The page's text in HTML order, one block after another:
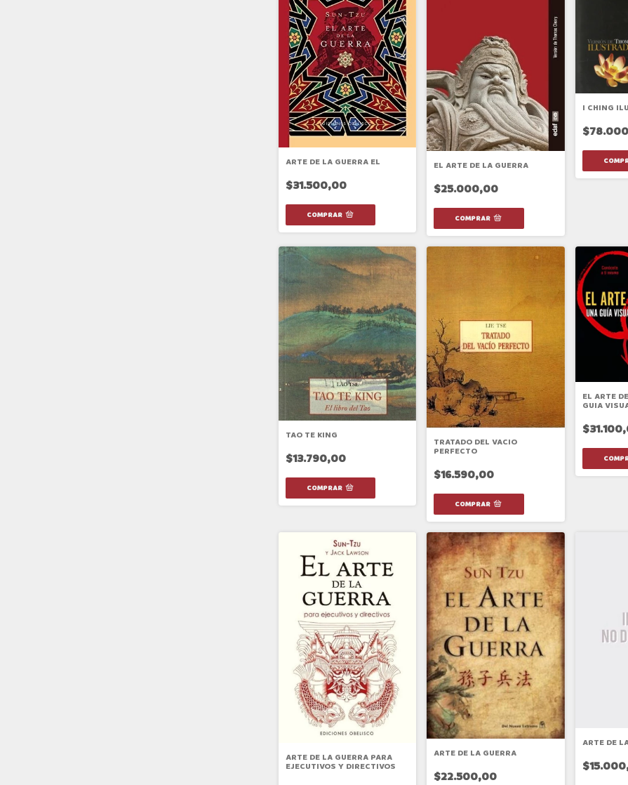
ARTE DE LA GUERRA EL
$31.500,00
EL ARTE DE LA GUERRA
$25.000,00
I CHING
TAO TE KING
$13.790,00
TRATADO DEL VACIO
PERFECTO
$16.590,00
EL ARTE
GUIA
ARTE DE LA GUERRA PARA
EJECUTIVOS Y DIRECTIVOS
ARTE DE LA GUERRA
$22.500,00
ARTE DE